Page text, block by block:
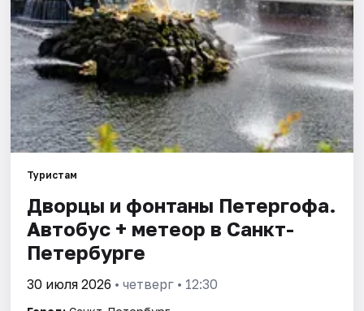
Рейтинги
Туристам
Дворцы и фонтаны Петергофа.
Автобус + метеор в Санкт-
Петербурге
30 июля 2026 • четверг • 12:30